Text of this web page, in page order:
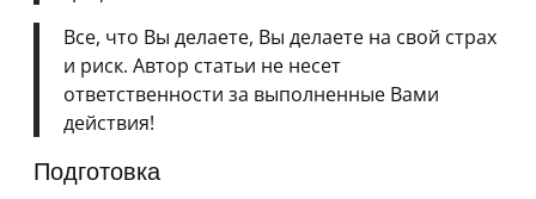
Все, что Вы делаете, Вы делаете на свой страх
и риск. Автор статьи не несет
ответственности за выполненные Вами
действия!
Подготовка